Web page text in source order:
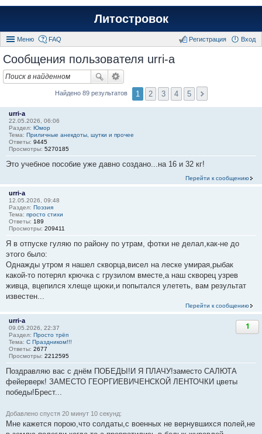
Литостровок
Меню FAQ Вход
Регистрация
Сообщения пользователя urri-a
Найдено 89 результатов 1 2 3 4 5
urri-a
22.05.2026, 06:06
Раздел: Юмор
Тема: Приличные анекдоты, шутки и прочее
Ответы: 9445
Просмотры: 5270185
Это учебное пособие уже давно создано...на 16 и 32 кг!
Перейти к сообщению
urri-a
12.05.2026, 09:48
Раздел: Поэзия
Тема: просто стихи
Ответы: 189
Просмотры: 209411
Я в отпуске гуляю по району по утрам, фотки не делал,как-не до
этого было:
Однажды утром я нашел скворца,висел на леске умирая,рыбак
какой-то потерял крючка с грузилом вместе,а наш скворец узрев
живца, вцепился хлеще щюки,и попытался улететь, вам результат
известен...
Перейти к сообщению
urri-a
09.05.2026, 22:37
Раздел: Просто трёп
Тема: С Праздником!!!
Ответы: 2677
Просмотры: 2212595
1
Поздравляю вас с днём ПОБЕДЫ!И Я ПЛАЧУ!заместо САЛЮТА
фейерверк! ЗАМЕСТО ГЕОРГИЕВИЧЕНСКОЙ ЛЕНТОЧКИ цветы
победы!Брест...
Добавлено спустя 20 минут 10 секунд:
Мне кажется порою,что солдаты,с военных не вернувшихся полей,не